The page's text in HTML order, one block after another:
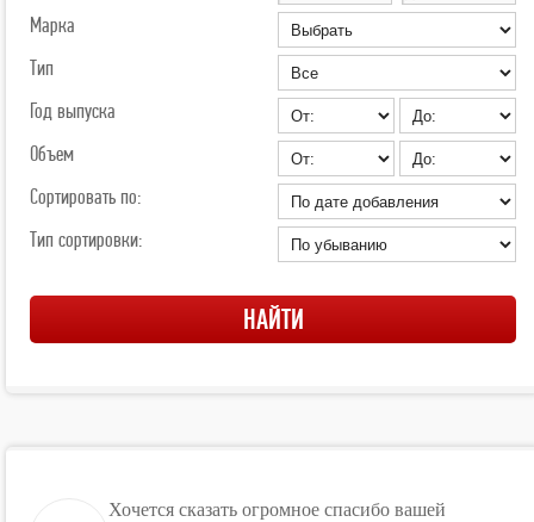
Марка
Тип
Год выпуска
Объем
Сортировать по:
Тип сортировки:
Хочется сказать огромное спасибо вашей